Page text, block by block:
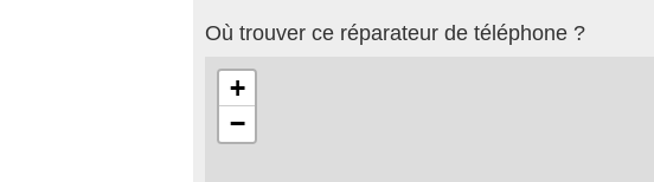
Où trouver ce réparateur de téléphone ?
+
−